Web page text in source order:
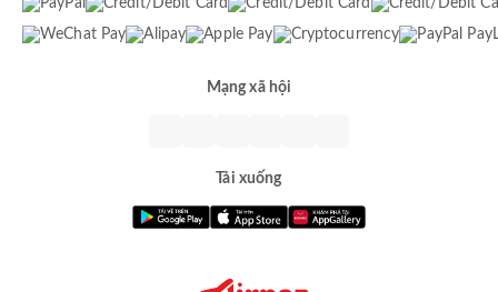
Mạng xã hội
Tải xuống